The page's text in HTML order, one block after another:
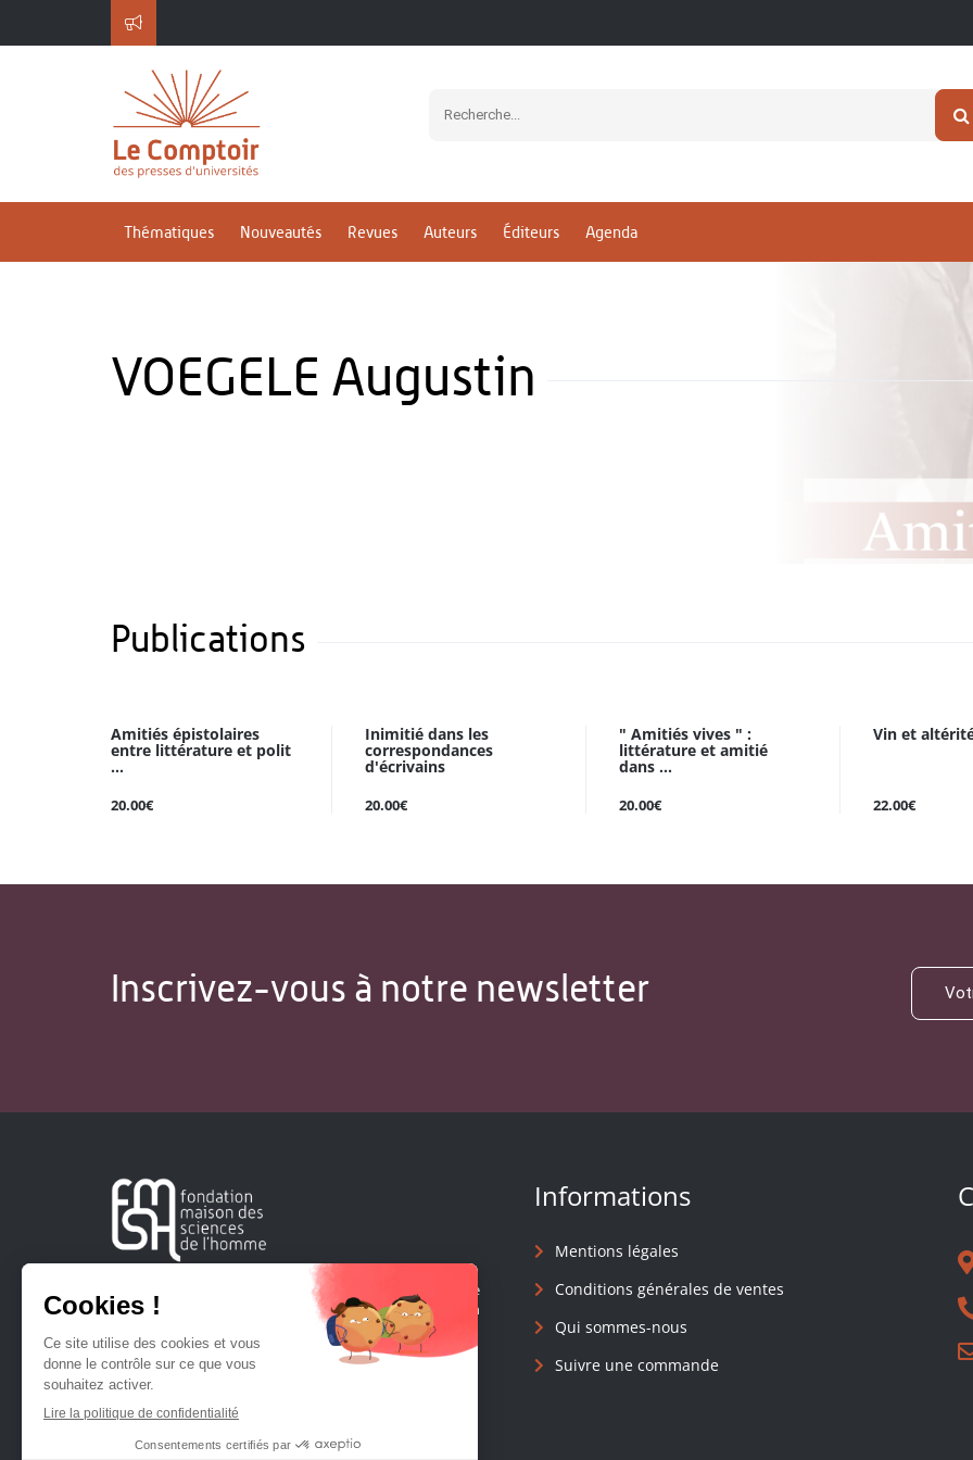
Thématiques Nouveautés Revues Auteurs Éditeurs Agenda
VOEGELE Augustin
Publications
Amitiés épistolaires
entre littérature et polit
...
20.00€
Inimitié dans les
correspondances
d'écrivains
20.00€
" Amitiés vives " :
littérature et amitié
dans ...
20.00€
Vin et
22.00€
Inscrivez-vous à notre newsletter
Créée en 1963, la Fondation Maison Sciences de l'Homme
soutient la recherche et la diffusion des connaissances en
Informations
Mentions légales
Conditions générales de ventes
Qui sommes-nous
Suivre une commande